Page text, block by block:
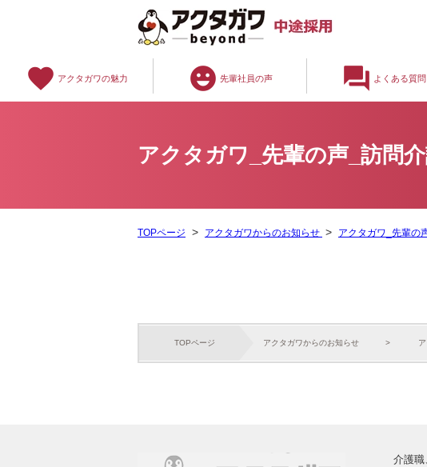
favorite アクタガワの魅力 emoji_emotions 先輩社員の声 question_answer よくある質問
アクタガワ_先輩の声_訪問
TOPページ アクタガワからのお知らせ アクタガワ_先輩の
TOPページ アクタガワからのお知らせ
介護職